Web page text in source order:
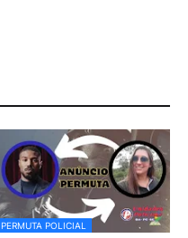
PERMUTA POLICIAL